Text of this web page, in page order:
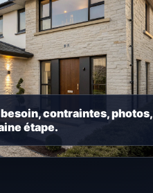
contraintes, photos,
étape.